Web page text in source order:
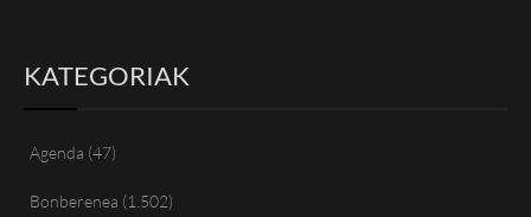
KATEGORIAK
Agenda (47)
Bonberenea (1.502)